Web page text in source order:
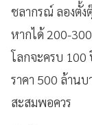
ชลากรณ์ ลองตั้
หากได้ 200-
โลกจะครบ 100
ราคา 500 ล้าน
สะสมพอควร